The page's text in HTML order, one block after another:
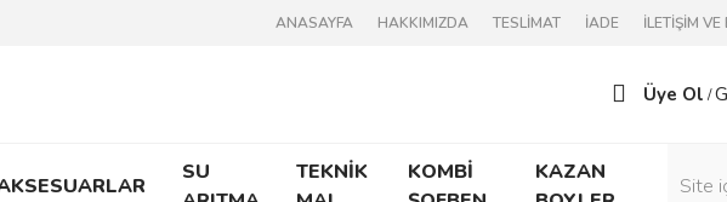
ANASAYFA HAKKIMIZDA TESLİMAT İADE İLETİŞİM
Üye Ol /
SU
TEKNİK
KOMBİ
KAZAN